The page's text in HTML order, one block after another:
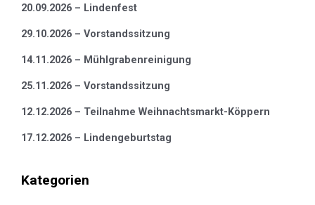
20.09.2026 – Lindenfest
29.10.2026 – Vorstandssitzung
14.11.2026 – Mühlgrabenreinigung
25.11.2026 – Vorstandssitzung
12.12.2026 – Teilnahme Weihnachtsmarkt-Köppern
17.12.2026 – Lindengeburtstag
Kategorien